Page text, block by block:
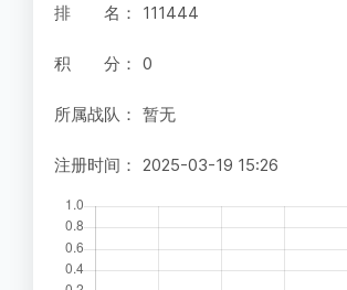
排 名： 111444
积 分： 0
所属战队： 暂无
注册时间： 2025-03-19 15:26